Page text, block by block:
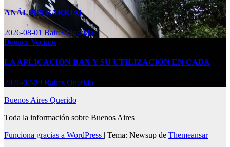
ANÁLISIS BARRIAL
2026-08-01Baires Querido
Buenos Vecinos
LA APLICACIÓN BAX Y SU UTILIZACIÓN EN CABA
2026-07-29 Baires Querido
Buenos Aires Querido
Toda la información sobre Buenos Aires
Funciona gracias a WordPress | Tema: Newsup de Themeansar